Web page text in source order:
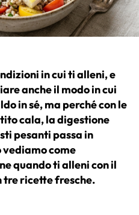
in cui ti alleni, e
anche il modo in cui
in sé, ma perché con le
cala, la digestione
pesanti passa in
come
quando ti alleni con il
tre ricette fresche.